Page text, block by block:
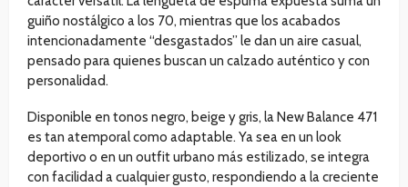
guiño nostálgico a los 70, mientras que los acabados
intencionadamente “desgastados” le dan un aire casual,
pensado para quienes buscan un calzado auténtico y con
personalidad.
Disponible en tonos negro, beige y gris, la New Balance 471
es tan atemporal como adaptable. Ya sea en un look
deportivo o en un outfit urbano más estilizado, se integra
con facilidad a cualquier gusto, respondiendo a la creciente